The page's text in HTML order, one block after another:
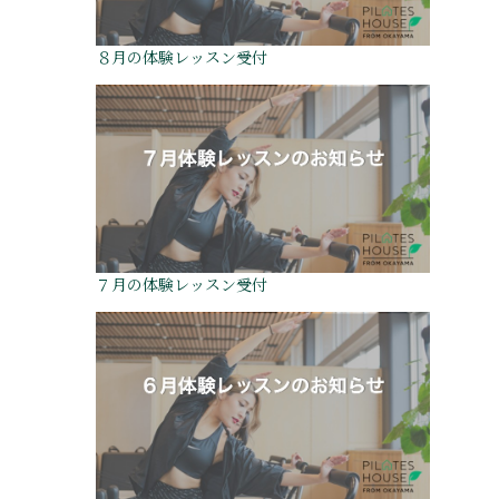
８月の体験レッスン受付
７月の体験レッスン受付